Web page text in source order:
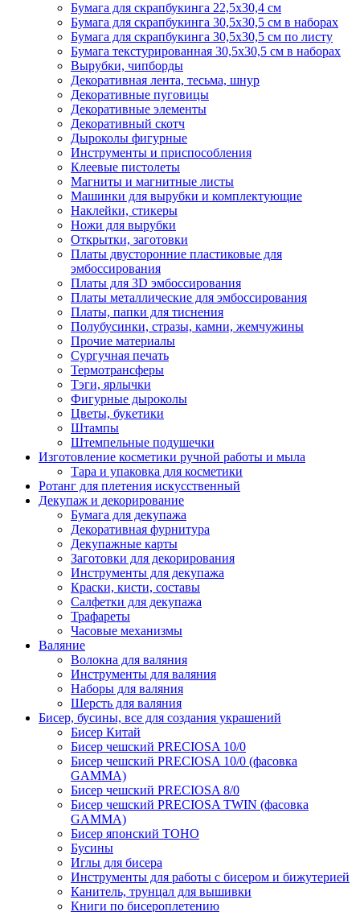
Бумага для скрапбукинга 22,5х30,4 см
Бумага для скрапбукинга 30,5х30,5 см в наборах
Бумага для скрапбукинга 30,5х30,5 см по листу
Бумага текстурированная 30,5х30,5 см в наборах
Вырубки, чипборды
Декоративная лента, тесьма, шнур
Декоративные пуговицы
Декоративные элементы
Декоративный скотч
Дыроколы фигурные
Инструменты и приспособления
Клеевые пистолеты
Магниты и магнитные листы
Машинки для вырубки и комплектующие
Наклейки, стикеры
Ножи для вырубки
Открытки, заготовки
Платы двусторонние пластиковые для
эмбоссирования
Платы для 3D эмбоссирования
Платы металлические для эмбоссирования
Платы, папки для тиснения
Полубусинки, стразы, камни, жемчужины
Прочие материалы
Сургучная печать
Термотрансферы
Тэги, ярлычки
Фигурные дыроколы
Цветы, букетики
Штампы
Штемпельные подушечки
Изготовление косметики ручной работы и мыла
Тара и упаковка для косметики
Ротанг для плетения искусственный
Декупаж и декорирование
Бумага для декупажа
Декоративная фурнитура
Декупажные карты
Заготовки для декорирования
Инструменты для декупажа
Краски, кисти, составы
Салфетки для декупажа
Трафареты
Часовые механизмы
Валяние
Волокна для валяния
Инструменты для валяния
Наборы для валяния
Шерсть для валяния
Бисер, бусины, все для создания украшений
Бисер Китай
Бисер чешский PRECIOSA 10/0
Бисер чешский PRECIOSA 10/0 (фасовка
GAMMA)
Бисер чешский PRECIOSA 8/0
Бисер чешский PRECIOSA TWIN (фасовка
GAMMA)
Бисер японский TOHO
Бусины
Иглы для бисера
Инструменты для работы с бисером и бижутерией
Канитель, трунцал для вышивки
Книги по бисероплетению